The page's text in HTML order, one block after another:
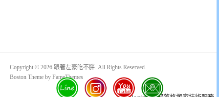
Copyright © 2026 跟著左豪吃不胖. All Rights Reserved.
Boston Theme by FameThemes